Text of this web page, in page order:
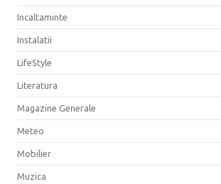
Incaltaminte
Instalatii
LifeStyle
Literatura
Magazine Generale
Meteo
Mobilier
Muzica